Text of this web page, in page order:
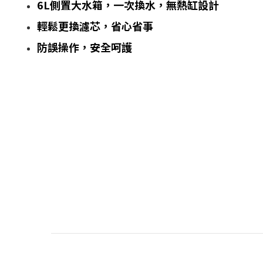
6L側置大水箱，一次換水，無熱缸設計
輕鬆更換濾芯，省心省事
防誤操作，安全呵護